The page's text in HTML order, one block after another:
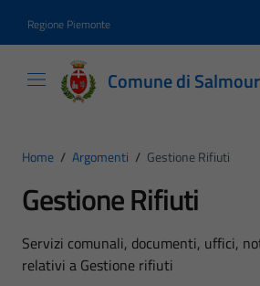
Regione Piemonte
Comune di Salmour
Home / Argomenti / Gestione Rifiuti
Gestione Rifiuti
Dettagli
Servizi comunali, documenti, uffici,
relativi a Gestione rifiuti